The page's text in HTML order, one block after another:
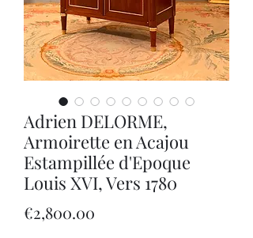
Adrien DELORME,
Armoirette en Acajou
Estampillée d'Epoque
Louis XVI, Vers 1780
€2,800.00